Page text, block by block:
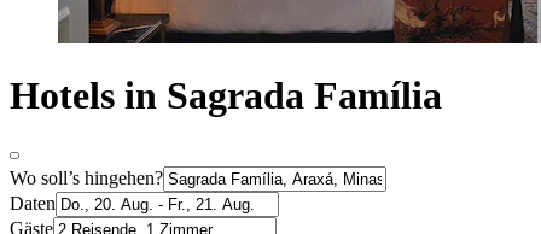
Hotels in Sagrada Família
Wo soll’s hingehen?
Daten
Gäste